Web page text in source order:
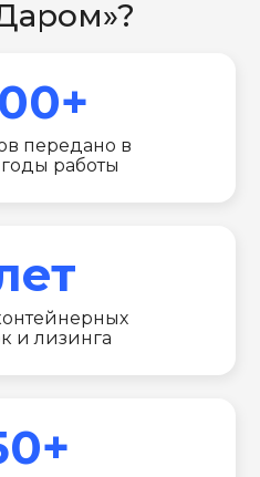
передано в
работы
и лизинга